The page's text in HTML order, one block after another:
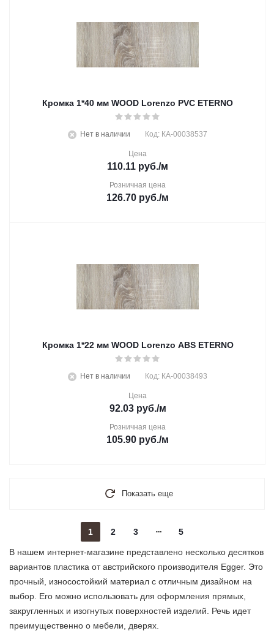
Кромка 1*40 мм WOOD Lorenzo PVC ETERNO
Нет в наличии Код: КА-00038537
Цена
110.11 руб./м
Розничная цена
126.70 руб./м
Кромка 1*22 мм WOOD Lorenzo ABS ETERNO
Нет в наличии Код: КА-00038493
Цена
92.03руб./м
Розничная цена
105.90 руб./м
Показать еще
1 2 3 5
В нашем интернет-магазине представлено несколько десятков
вариантов пластика от австрийского производителя Egger. Это
прочный, износостойкий материал с отличным дизайном на
выбор. Его можно использовать для оформления прямых,
закругленных и изогнутых поверхностей изделий. Речь идет
преимущественно о мебели, дверях.